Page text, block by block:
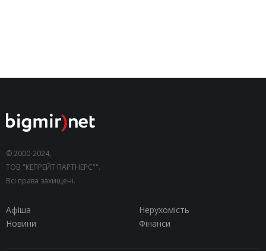
© 2000-2024,
ТОВ "КЕПРЕЙТ ПАРТНЕРС"".
Всі права захищені.
Афіша
Нерухомість
Новини
Фінанси